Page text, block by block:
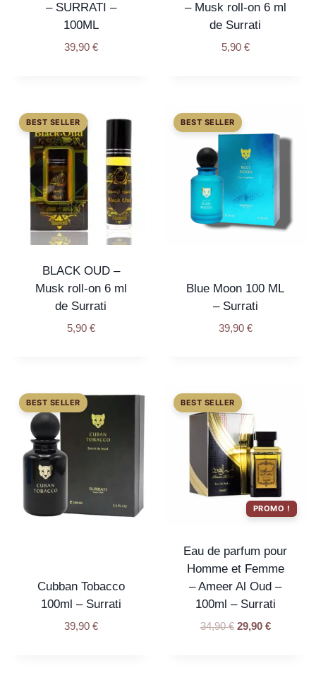
– SURRATI –
100ML
39,90 €
– Musk roll-on 6 ml
de Surrati
5,90 €
BLACK OUD –
Musk roll-on 6 ml
de Surrati
5,90 €
Blue Moon 100 ML
– Surrati
39,90 €
Cubban Tobacco
100ml – Surrati
39,90 €
PROMO !
Eau de parfum pour
Homme et Femme
– Ameer Al Oud –
100ml – Surrati
34,90€ 29,90 €